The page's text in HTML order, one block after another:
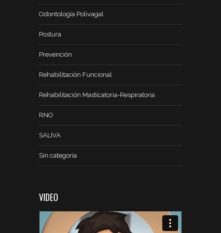
Odontología Polivagal
Postura
Prevención
Rehabilitación Funcional
Rehabilitación Masticatoria-Respiratoria
RNO
SALIVA
Sin categoría
VIDEO